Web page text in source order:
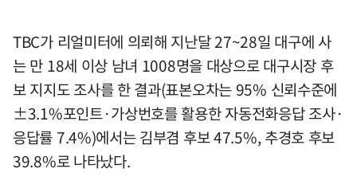
TBC가 리얼미터에 의뢰해 지난달 27~28일 대구에 사
는 만 18세 이상 남녀 1008명을 대상으로 대구시장 후
보 지지도 조사를 한 결과(표본오차는 95% 신뢰수준에
±3.1%포인트·가상번호를 활용한 자동전화응답 조사·
응답률 7.4%)에서는 김부겸 후보 47.5%, 추경호 후보
39.8%로 나타났다.